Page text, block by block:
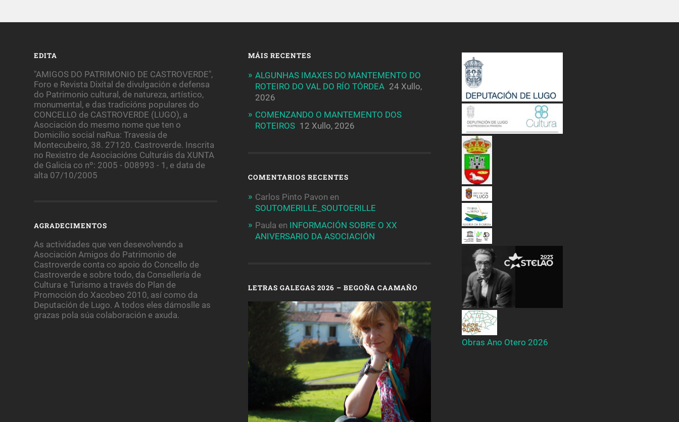
EDITA
"AMIGOS DO PATRIMONIO DE CASTROVERDE",
Foro e Revista Dixital de divulgación e defensa
do Patrimonio cultural, de natureza, artístico,
monumental, e das tradicións populares do
CONCELLO de CASTROVERDE (LUGO), a
Asociación do mesmo nome que ten o
Domicilio social naRua: Travesía de
Montecubeiro, 38. 27120. Castroverde. Inscrita
no Rexistro de Asociacións Culturáis da XUNTA
de Galicia co nº: 2005 - 008993 - 1, e data de
alta 07/10/2005
AGRADECIMENTOS
As actividades que ven desevolvendo a
Asociación Amigos do Patrimonio de
Castroverde conta co apoio do Concello de
Castroverde e sobre todo, da Consellería de
Cultura e Turismo a través do Plan de
Promoción do Xacobeo 2010, así como da
Deputación de Lugo. A todos eles dámoslle as
grazas pola súa colaboración e axuda.
MÁIS RECENTES
ALGUNHAS IMAXES DO MANTEMENTO DO
ROTEIRO DO VAL DO RÍO TÓRDEA 24 Xullo,
2026
COMENZANDO O MANTEMENTO DOS
ROTEIROS 12 Xullo, 2026
COMENTARIOS RECENTES
Carlos Pinto Pavon en
SOUTOMERILLE_SOUTOERILLE
Paula en INFORMACIÓN SOBRE O XX
ANIVERSARIO DA ASOCIACIÓN
LETRAS GALEGAS 2026 – BEGOÑA CAAMAÑO
Obras Ano Otero 2026